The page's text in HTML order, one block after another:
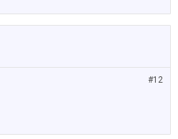
#12